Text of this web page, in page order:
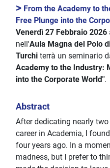
> From the Academy to
Free Plunge into the
Venerdì 27 Febbraio 2026
nell'Aula Magna del Polo
Turchi terrà un seminario
Academy to the Industry:
into the Corporate World".
Abstract
After dedicating nearly
career in Academia, I
four years ago. In a
madness, but I prefer to